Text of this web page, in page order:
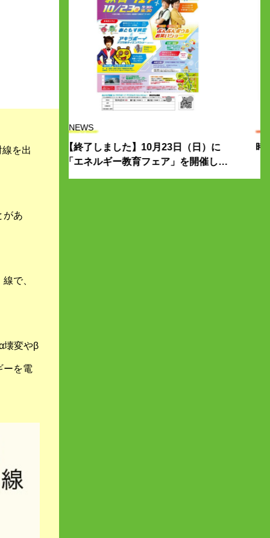
を出
があ
で、
壊変やβ
ーを電
（日）に
原子力って何？
時間が経つと変化する原子核がある！